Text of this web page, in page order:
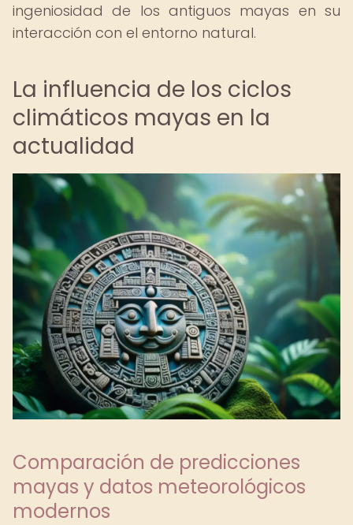
ingeniosidad de los antiguos mayas en su
interacción con el entorno natural.
La influencia de los ciclos
climáticos mayas en la
actualidad
Comparación de predicciones
mayas y datos meteorológicos
modernos